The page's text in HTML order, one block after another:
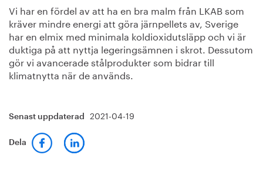
Vi har en fördel av att ha en bra malm från LKAB som
kräver mindre energi att göra järnpellets av, Sverige
har en elmix med minimala koldioxidutsläpp och vi är
duktiga på att nyttja legeringsämnen i skrot. Dessutom
gör vi avancerade stålprodukter som bidrar till
klimatnytta när de används.
Senast uppdaterad 2021-04-19
Dela